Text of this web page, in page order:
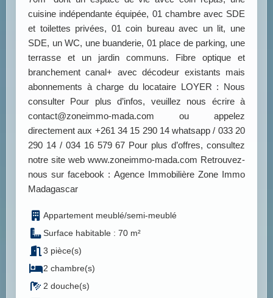
cuisine indépendante équipée, 01 chambre avec SDE
et toilettes privées, 01 coin bureau avec un lit, une
SDE, un WC, une buanderie, 01 place de parking, une
terrasse et un jardin communs. Fibre optique et
branchement canal+ avec décodeur existants mais
abonnements à charge du locataire LOYER : Nous
consulter Pour plus d’infos, veuillez nous écrire à
contact@zoneimmo-mada.com ou appelez
directement aux +261 34 15 290 14 whatsapp / 033 20
290 14 / 034 16 579 67 Pour plus d’offres, consultez
notre site web www.zoneimmo-mada.com Retrouvez-
nous sur facebook : Agence Immobilière Zone Immo
Madagascar
Appartement meublé/semi-meublé
Surface habitable : 70 m²
3 pièce(s)
2 chambre(s)
2 douche(s)